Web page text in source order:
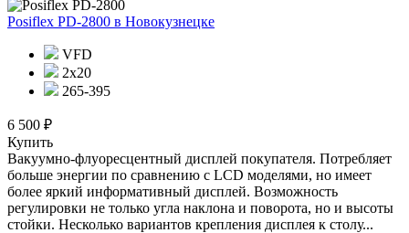
Posiflex PD-2800 в Новокузнецке
VFD
2х20
265-395
6 500 ₽
Купить
Вакуумно-флуоресцентный дисплей покупателя. Потребляет
больше энергии по сравнению с LCD моделями, но имеет
более яркий информативный дисплей. Возможность
регулировки не только угла наклона и поворота, но и высоты
стойки. Несколько вариантов крепления дисплея к столу...